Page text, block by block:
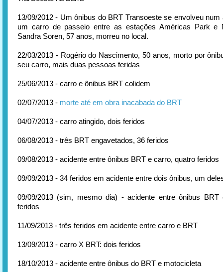
13/09/2012 - Um ônibus do BRT Transoeste se envolveu num
um carro de passeio entre as estações Américas Park e
Sandra Soren, 57 anos, morreu no local.
22/03/2013 - Rogério do Nascimento, 50 anos, morto por
seu carro, mais duas pessoas feridas
25/06/2013 - carro e ônibus BRT colidem
02/07/2013 - morte até em obra inacabada do BRT
04/07/2013 - carro atingido, dois feridos
06/08/2013 - três BRT engavetados, 36 feridos
09/08/2013 - acidente entre ônibus BRT e carro, quatro feridos
09/09/2013 - 34 feridos em acidente entre dois ônibus, um
09/09/2013 (sim, mesmo dia) - acidente entre ônibus
feridos
11/09/2013 - três feridos em acidente entre carro e BRT
13/09/2013 - carro X BRT: dois feridos
18/10/2013 - acidente entre ônibus do BRT e motocicleta